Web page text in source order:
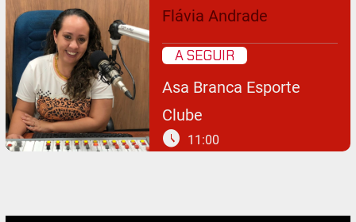
Flávia Andrade
A SEGUIR
Asa Branca Esporte
Clube
schedule 11:00